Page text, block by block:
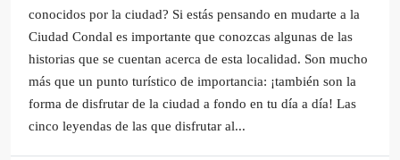
conocidos por la ciudad? Si estás pensando en mudarte a la
Ciudad Condal es importante que conozcas algunas de las
historias que se cuentan acerca de esta localidad. Son mucho
más que un punto turístico de importancia: ¡también son la
forma de disfrutar de la ciudad a fondo en tu día a día! Las
cinco leyendas de las que disfrutar al...